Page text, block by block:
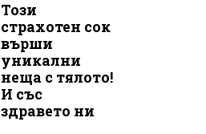
Този
страхотен сок
върши
уникални
неща с тялото!
И със
здравето ни